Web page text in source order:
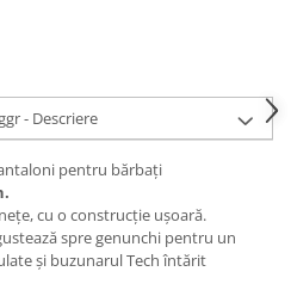
- Descriere
pentru bărbați
cu o construcție ușoară.
spre genunchi pentru un
și buzunarul Tech întărit